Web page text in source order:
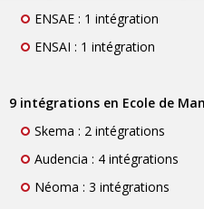
ENSAE : 1 intégration
ENSAI : 1 intégration
9 intégrations en Ecole de
Skema : 2 intégrations
Audencia : 4 intégrations
Néoma : 3 intégrations